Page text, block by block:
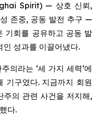
Spirit) — 상호 신뢰,
존중, 공동 발전 추구 —
기회를 공유하고 공동 발
성과를 이끌어냈다.
의라는 ‘세 가지 세력’에
기구였다. 지금까지 회원
주의 관련 사건을 저지해,
다.